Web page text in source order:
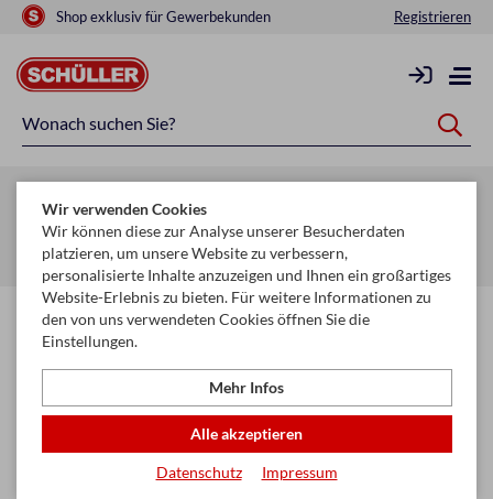
Shop exklusiv für Gewerbekunden Registrieren
Startseite Glückwunschkarten & Papeterie
Servietten
Servietten 33 x 33 cm
Wir verwenden Cookies
Wir können diese zur Analyse unserer Besucherdaten
platzieren, um unsere Website zu verbessern,
personalisierte Inhalte anzuzeigen und Ihnen ein großartiges
Website-Erlebnis zu bieten. Für weitere Informationen zu
den von uns verwendeten Cookies öffnen Sie die
Einstellungen.
Mehr Infos
Alle akzeptieren
Datenschutz Impressum